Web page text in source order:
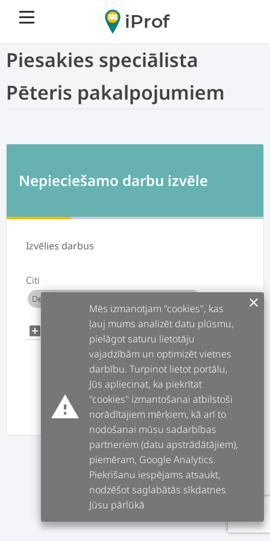
iProf
Piesakies speciālista
Pēteris pakalpojumiem
Nepieciešamo darbu izvēle
Izvēlies darbus
Citi
Dekoratīvā krāsošana un špaktelēšana
add_box add
ATPAKAĻ TĀLĀK
warning
Mēs izmanotjam "cookies", kas
ļauj mums analizēt datu plūsmu,
pielāgot saturu lietotāju
vajadzībām un optimizēt vietnes
darbību. Turpinot lietot portālu,
Jūs apliecinat, ka piekrītat
"cookies" izmantošanai atbilstoši
norādītajiem mērķiem, kā arī to
nodošanai mūsu sadarbības
partneriem (datu apstrādātājiem),
piemēram, Google Analytics.
Piekrišanu iespējams atsaukt,
nodzēšot saglabātās sīkdatnes
Jūsu pārlūkā
clear